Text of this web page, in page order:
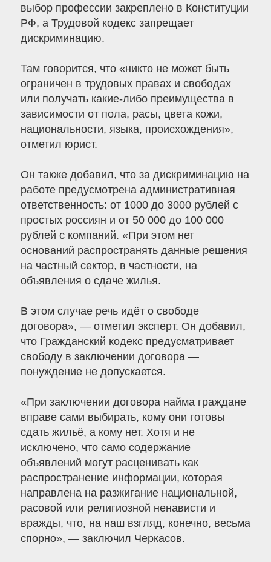
выбор профессии закреплено в Конституции
РФ, а Трудовой кодекс запрещает
дискриминацию.
Там говорится, что «никто не может быть
ограничен в трудовых правах и свободах
или получать какие-либо преимущества в
зависимости от пола, расы, цвета кожи,
национальности, языка, происхождения»,
отметил юрист.
Он также добавил, что за дискриминацию на
работе предусмотрена административная
ответственность: от 1000 до 3000 рублей с
простых россиян и от 50 000 до 100 000
рублей с компаний. «При этом нет
оснований распространять данные решения
на частный сектор, в частности, на
объявления о сдаче жилья.
В этом случае речь идёт о свободе
договора», — отметил эксперт. Он добавил,
что Гражданский кодекс предусматривает
свободу в заключении договора —
понуждение не допускается.
«При заключении договора найма граждане
вправе сами выбирать, кому они готовы
сдать жильё, а кому нет. Хотя и не
исключено, что само содержание
объявлений могут расценивать как
распространение информации, которая
направлена на разжигание национальной,
расовой или религиозной ненависти и
вражды, что, на наш взгляд, конечно, весьма
спорно», — заключил Черкасов.